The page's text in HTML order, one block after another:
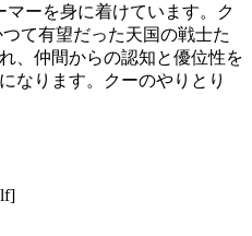
ーを身に着けています。ク
て有望だった天国の戦士た
、仲間からの認知と優位性を
なります。クーのやりとり